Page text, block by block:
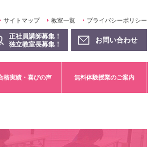
サイトマップ
教室一覧 プライバシーポリシー
正社員講師募集！
独立教室長募集！
お問い合わせ
格実績・喜びの声 無料体験授業のご案内